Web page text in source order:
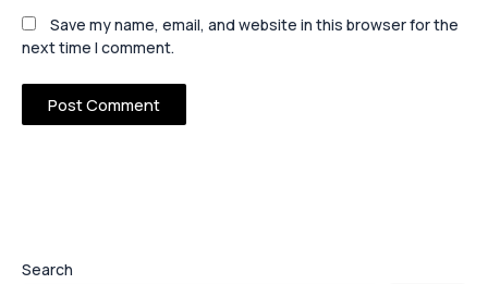
Search
Save my name, email, and website in this browser for the
next time I comment.